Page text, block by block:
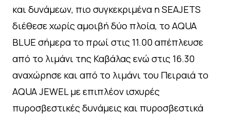
και δυνάμεων, πιο συγκεκριμένα η SEAJETS
διέθεσε χωρίς αμοιβή δύο πλοία, το AQUA
BLUE σήμερα το πρωί στις 11.00 απέπλευσε
από το λιμάνι της Καβάλας ενώ στις 16.30
αναχώρησε και από το λιμάνι του Πειραιά το
AQUA JEWEL με επιπλέον ισχυρές
πυροσβεστικές δυνάμεις και πυροσβεστικά